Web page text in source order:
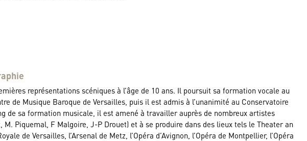
représentations scéniques à l’âge de 10 ans. Il poursuit sa formation vocale au
de Musique Baroque de Versailles, puis il est admis à l’unanimité au Conservatoire
de sa formation musicale, il est amené à travailler auprès de nombreux artistes
M. Piquemal, F Malgoire, J-P Drouet) et à se produire dans des lieux tels le Theater an
de Versailles, l’Arsenal de Metz, l’Opéra d’Avignon, l’Opéra de Montpellier, l’Opéra